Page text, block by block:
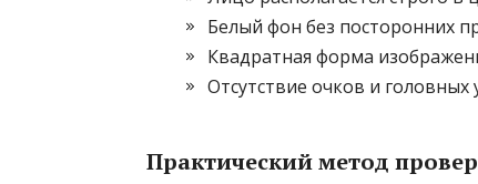
Белый фон без посторонних
Квадратная форма
Отсутствие очков и головных
Практический метод